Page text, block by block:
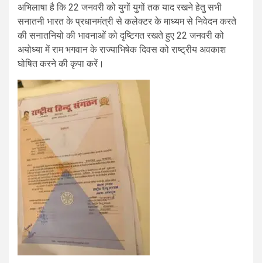
अभिलाषा है कि 22 जनवरी को युगों युगों तक याद रखने हेतु सभी
सनातनी भारत के प्रधानमंत्री से कलेक्टर के माध्यम से निवेदन करते
की सनातनियो की भावनाओं को दृष्टिगत रखते हुए 22 जनवरी को
अयोध्या में राम भगवान के राज्याभिषेक दिवस को राष्ट्रीय अवकाश
घोषित करने की कृपा करें।